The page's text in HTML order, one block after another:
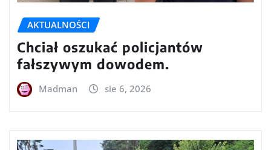
AKTUALNOŚCI
Chciał oszukać policjantów
fałszywym dowodem.
Madman sie 6, 2026